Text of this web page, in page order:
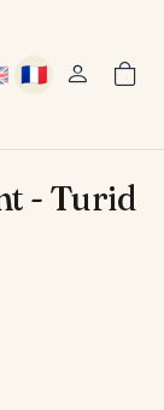
🇫🇷
Français
User
- Turid